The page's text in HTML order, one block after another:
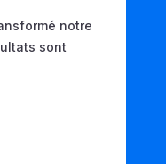
notre
sont